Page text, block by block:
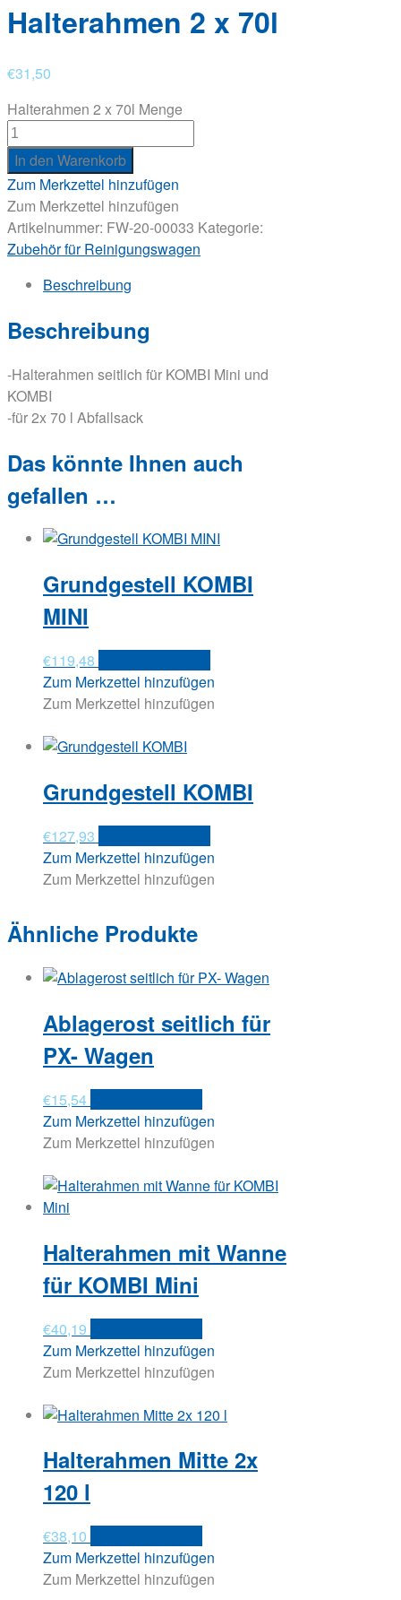
Halterahmen 2 x 70l
€31,50
Halterahmen 2 x 70l Menge
In den Warenkorb
Zum Merkzettel hinzufügen
Zum Merkzettel hinzufügen
Artikelnummer: FW-20-00033 Kategorie:
Zubehör für Reinigungswagen
Beschreibung
Beschreibung
-Halterahmen seitlich für KOMBI Mini und
KOMBI
-für 2x 70 l Abfallsack
Das könnte Ihnen auch
gefallen …
Grundgestell KOMBI
MINI
€119,48
Zum Merkzettel hinzufügen
Zum Merkzettel hinzufügen
Grundgestell KOMBI
€127,93
Zum Merkzettel hinzufügen
Zum Merkzettel hinzufügen
Ähnliche Produkte
Ablagerost seitlich für
PX- Wagen
€15,54
Zum Merkzettel hinzufügen
Zum Merkzettel hinzufügen
Halterahmen mit Wanne
für KOMBI Mini
€40,19
Zum Merkzettel hinzufügen
Zum Merkzettel hinzufügen
Halterahmen Mitte 2x
120 l
€38,10
Zum Merkzettel hinzufügen
Zum Merkzettel hinzufügen